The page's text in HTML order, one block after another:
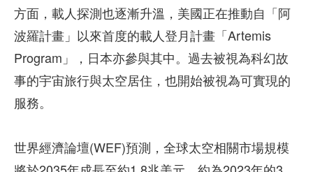
方面，載人探測也逐漸升溫，美國正在推動自「阿
波羅計畫」以來首度的載人登月計畫「Artemis
Program」，日本亦參與其中。過去被視為科幻故
事的宇宙旅行與太空居住，也開始被視為可實現的
服務。
世界經濟論壇(WEF)預測，全球太空相關市場規模